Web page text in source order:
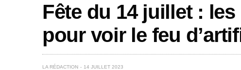
Fête du 14 juillet :
pour voir le feu
LA RÉDACTION 14 JUILLET 2023